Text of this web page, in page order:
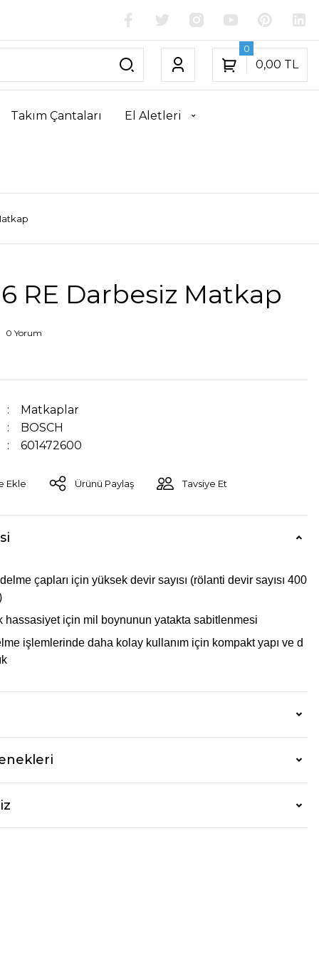
0,00 TL
0
Takım Çantaları El Aletleri
RE Darbesiz Matkap
0 Yorum
Matkaplar
BOSCH
601472600
Ürünü Paylaş Tavsiye Et
çapları için yüksek devir sayısı (rölanti devir sayısı 400
hassasiyet için mil boynunun yatakta sabitlenmesi
işlemlerinde daha kolay kullanım için kompakt yapı ve d